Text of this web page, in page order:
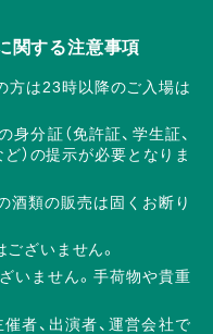
関する注意事項
方は23時以降のご入場は
分証（免許証、学生証、
）の提示が必要となりま
酒類の販売は固くお断り
ざいません。
いません。手荷物や貴重
者、出演者、運営会社で